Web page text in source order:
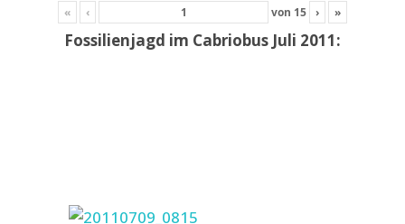
« ‹ von 15 › »
Fossilienjagd im Cabriobus Juli 2011: